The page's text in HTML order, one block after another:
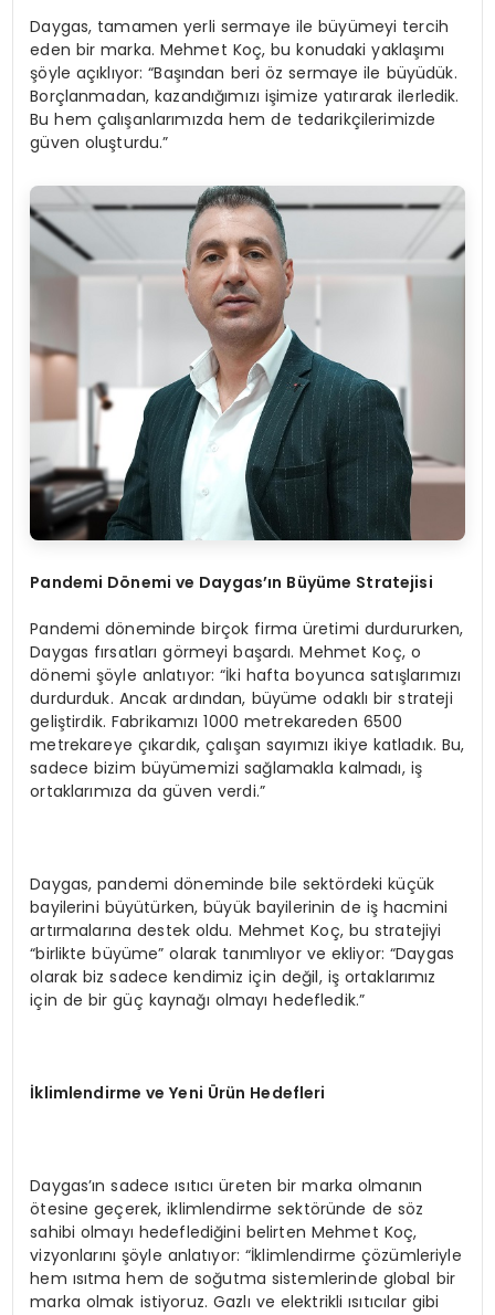
Daygas, tamamen yerli sermaye ile büyümeyi tercih
eden bir marka. Mehmet Koç, bu konudaki yaklaşımı
şöyle açıklıyor: “Başından beri öz sermaye ile büyüdük.
Borçlanmadan, kazandığımızı işimize yatırarak ilerledik.
Bu hem çalışanlarımızda hem de tedarikçilerimizde
güven oluşturdu.”
Pandemi Dönemi ve Daygas’ın Büyüme Stratejisi
Pandemi döneminde birçok firma üretimi durdururken,
Daygas fırsatları görmeyi başardı. Mehmet Koç, o
dönemi şöyle anlatıyor: “İki hafta boyunca satışlarımızı
durdurduk. Ancak ardından, büyüme odaklı bir strateji
geliştirdik. Fabrikamızı 1000 metrekareden 6500
metrekareye çıkardık, çalışan sayımızı ikiye katladık. Bu,
sadece bizim büyümemizi sağlamakla kalmadı, iş
ortaklarımıza da güven verdi.”
Daygas, pandemi döneminde bile sektördeki küçük
bayilerini büyütürken, büyük bayilerinin de iş hacmini
artırmalarına destek oldu. Mehmet Koç, bu stratejiyi
“birlikte büyüme” olarak tanımlıyor ve ekliyor: “Daygas
olarak biz sadece kendimiz için değil, iş ortaklarımız
için de bir güç kaynağı olmayı hedefledik.”
İklimlendirme ve Yeni Ürün Hedefleri
Daygas’ın sadece ısıtıcı üreten bir marka olmanın
ötesine geçerek, iklimlendirme sektöründe de söz
sahibi olmayı hedeflediğini belirten Mehmet Koç,
vizyonlarını şöyle anlatıyor: “İklimlendirme çözümleriyle
hem ısıtma hem de soğutma sistemlerinde global bir
marka olmak istiyoruz. Gazlı ve elektrikli ısıtıcılar gibi